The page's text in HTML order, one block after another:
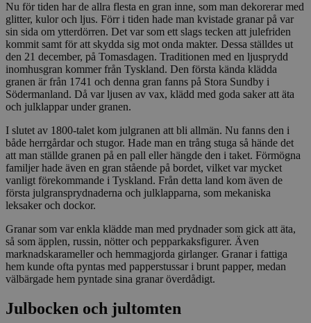
Nu för tiden har de allra flesta en gran inne, som man dekorerar med
glitter, kulor och ljus. Förr i tiden hade man kvistade granar på var
sin sida om ytterdörren. Det var som ett slags tecken att julefriden
kommit samt för att skydda sig mot onda makter. Dessa ställdes ut
den 21 december, på Tomasdagen. Traditionen med en ljusprydd
inomhusgran kommer från Tyskland. Den första kända klädda
granen är från 1741 och denna gran fanns på Stora Sundby i
Södermanland. Då var ljusen av vax, klädd med goda saker att äta
och julklappar under granen.
I slutet av 1800-talet kom julgranen att bli allmän. Nu fanns den i
både herrgårdar och stugor. Hade man en trång stuga så hände det
att man ställde granen på en pall eller hängde den i taket. Förmögna
familjer hade även en gran stående på bordet, vilket var mycket
vanligt förekommande i Tyskland. Från detta land kom även de
första julgransprydnaderna och julklapparna, som mekaniska
leksaker och dockor.
Granar som var enkla klädde man med prydnader som gick att äta,
så som äpplen, russin, nötter och pepparkaksfigurer. Även
marknadskarameller och hemmagjorda girlanger. Granar i fattiga
hem kunde ofta pyntas med papperstussar i brunt papper, medan
välbärgade hem pyntade sina granar överdådigt.
Julbocken och jultomten